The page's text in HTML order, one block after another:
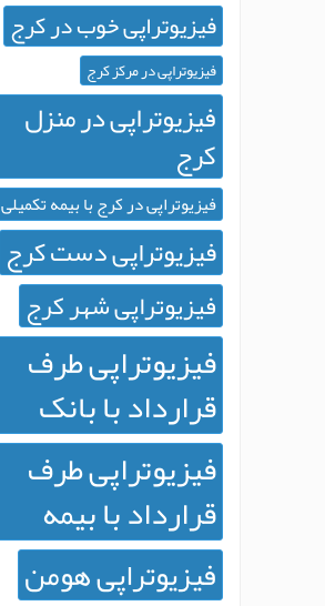
فیزیوتراپی خوب در کرج
فیزیوتراپی در مرکز کرج
فیزیوتراپی در منزل
کرج
فیزیوتراپی در کرج با بیمه تکمیلی
فیزیوتراپی دست کرج
فیزیوتراپی شهر کرج
فیزیوتراپی طرف
قرارداد با بانک
فیزیوتراپی طرف
قرارداد با بیمه
فیزیوتراپی هومن